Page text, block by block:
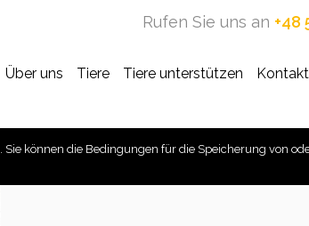
Rufen Sie uns an +48
Über uns Tiere Tiere unterstützen Kontakt
. Sie können die Bedingungen für die Speicherung von